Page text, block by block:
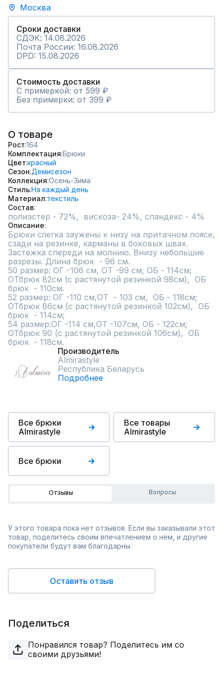
Москва
Сроки доставки
СДЭК: 14.08.2026
Почта России: 16.08.2026
DPD: 15.08.2026
Стоимость доставки
С примеркой: от 599 ₽
Без примерки: от 399 ₽
О товаре
Рост 164
Комплектация Брюки
Цвет красный
Сезон Демисезон
Коллекция Осень-Зима
СтильНа каждый день
Материал текстиль
Состав
полиэстер - 72%,  вискоза- 24%, спандекс - 4%
Описание
Брюки слегка заужены к низу на притачном поясе,
сзади на резинке, карманы в боковых швах.
Застежка спереди на молнию. Внизу небольшие
разрезы. Длина брюк  - 96 см.
50 размер: ОГ -106 см, ОТ -99 см, ОБ - 114см;
ОТбрюк 82см (с растянутой резинкой 98см),  ОБ
брюк  - 110см.
52 размер: ОГ -110 см,ОТ  - 103 см,  ОБ - 118см;
ОТбрюк 86см (с растянутой резинкой 102см),  ОБ
брюк  - 114см;
54 размер:ОГ -114 см,ОТ -107см, ОБ - 122см;
ОТбрюк 90 (с растянутой резинкой 106см),  ОБ
брюк  - 118см.
Производитель
Almirastyle
Республика Беларусь
Подробнее
Все брюки
Almirastyle
Все товары
Almirastyle
Все брюки
Отзывы Вопросы
У этого товара пока нет отзывов. Если вы заказывали этот
товар, поделитесь своим впечатлением о нём, и другие
покупатели будут вам благодарны.
Оставить отзыв
Поделиться
Понравился товар? Поделитесь им со
своими друзьями!